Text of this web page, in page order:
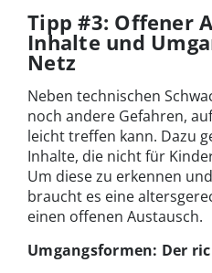
Tipp #3: Offener
Inhalte und
Netz
Neben technischen
noch andere Gefahren,
leicht treffen kann. Dazu
Inhalte, die nicht für
Um diese zu erkennen
braucht es eine
einen offenen Austausch.
Umgangsformen: Der